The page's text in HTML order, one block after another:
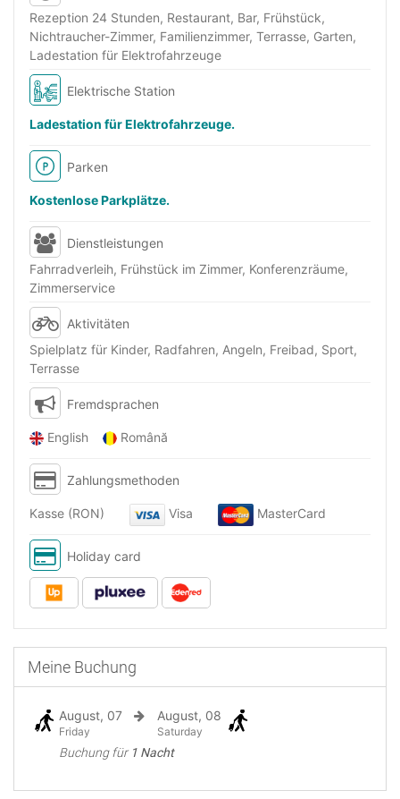
Rezeption 24 Stunden, Restaurant, Bar, Frühstück,
Nichtraucher-Zimmer, Familienzimmer, Terrasse, Garten,
Ladestation für Elektrofahrzeuge
Elektrische Station
Ladestation für Elektrofahrzeuge.
Parken
Kostenlose Parkplätze.
Dienstleistungen
Fahrradverleih, Frühstück im Zimmer, Konferenzräume,
Zimmerservice
Aktivitäten
Spielplatz für Kinder, Radfahren, Angeln, Freibad, Sport,
Terrasse
Fremdsprachen
English Română
Zahlungsmethoden
Kasse (RON) Visa MasterCard
Holiday card
Meine Buchung
August, 07
Friday
August, 08
Saturday
Buchung für 1 Nacht